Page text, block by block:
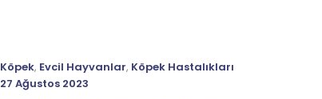
Köpek, Evcil Hayvanlar, Köpek Hastalıkları
27 Ağustos 2023